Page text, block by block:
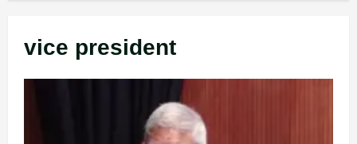
vice president